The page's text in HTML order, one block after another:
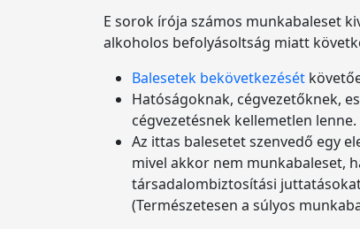
E sorok írója számos munkabaleset
alkoholos befolyásoltság miatt
Balesetek bekövetkezését
Hatóságoknak, cégvezetőknek,
cégvezetésnek kellemetlen lenne.
Az ittas balesetet szenvedő egy
mivel akkor nem munkabaleset,
társadalombiztosítási juttatásokat
(Természetesen a súlyos